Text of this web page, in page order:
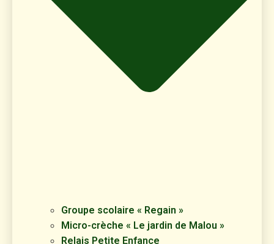
Groupe scolaire « Regain »
Micro-crèche « Le jardin de Malou »
Relais Petite Enfance